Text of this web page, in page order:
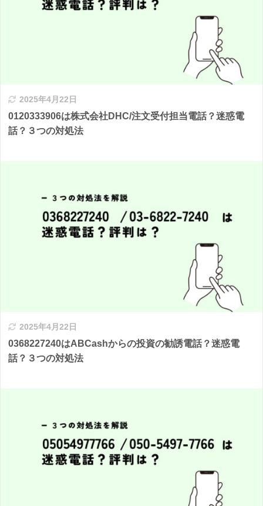
2025年4月22日
0120333906は株式会社DHC/注文受付担当電話？迷惑電
話？３つの対処法
2025年4月22日
0368227240はABCashからの投資の勧誘電話？迷惑電
話？３つの対処法